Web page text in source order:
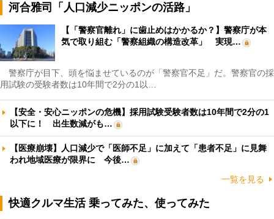
河合雅司「人口減少ニッポンの活路」
【「警察官離れ」に歯止めはかかるか？】警察庁が本
気で取り組む「警察組織の構造改革」 実現…
警察庁が目下、頭を悩ませているのが「警察官不足」だ。警察官の採
用試験の受験者数は10年間で2分の1以…
【安全・安心ニッポンの危機】採用試験受験者数は10年間で2分の1
以下に！ 出生数減がも…
【医療崩壊】人口減少で「医師不足」に加えて「患者不足」に見舞
われ地域医療が限界に 今後…
一覧を見る
快適クルマ生活 乗ってみた、使ってみた